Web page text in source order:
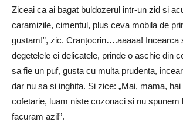
Ziceai ca ai bagat buldozerul intr-un zid si
caramizile, cimentul, plus ceva mobila de
gustam!”, zic. Cranțocrin….aaaaa! Incearca
degetelele ei delicatele, prinde o aschie din
sa fie un puf, gusta cu multa prudenta,
dar nu sa si inghita. Si zice: „Mai, mama,
cofetarie, luam niste cozonaci si nu spunem
facuram azi!”.